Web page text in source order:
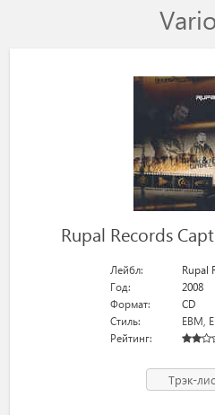
Rupal Records
Лейбл:
Rupal
Год:
2008
Формат:
CD
Стиль:
EBM
Рейтинг:
Трэк-